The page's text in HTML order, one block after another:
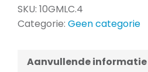
SKU: 10GMLC.4
Categorie: Geen categorie
Aanvullende informatie